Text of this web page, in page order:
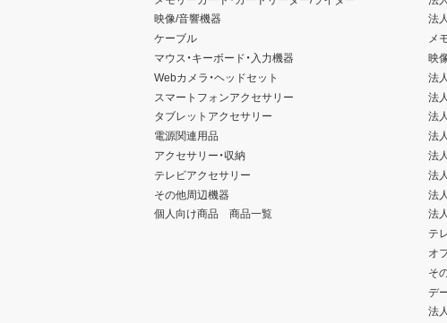
映像/音響機器
ケーブル
マウス・キーボード・入力機器
Webカメラ・ヘッドセット
スマートフォンアクセサリー
タブレットアクセサリー
電源関連用品
アクセサリー・収納
テレビアクセサリー
その他周辺機器
個人向け商品 商品一覧
法
メ
映
法
法
法
法
法
法
法
法
テ
オ
そ
デ
法